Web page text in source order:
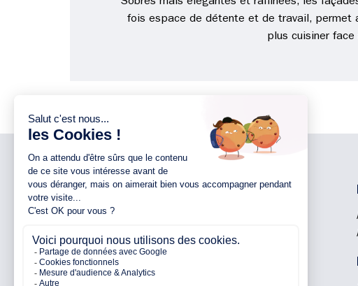
fois espace de détente et de travail, permet
plus cuisiner
NOTRE ENTREPRISE
Notre entreprise
Nos engagements
Nos partenaires
Avis clients
NOS AGENCES 44
Agence de Nantes